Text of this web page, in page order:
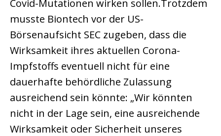
Covid-Mutationen wirken sollen.Trotzdem
musste Biontech vor der US-
Börsenaufsicht SEC zugeben, dass die
Wirksamkeit ihres aktuellen Corona-
Impfstoffs eventuell nicht für eine
dauerhafte behördliche Zulassung
ausreichend sein könnte: „Wir könnten
nicht in der Lage sein, eine ausreichende
Wirksamkeit oder Sicherheit unseres